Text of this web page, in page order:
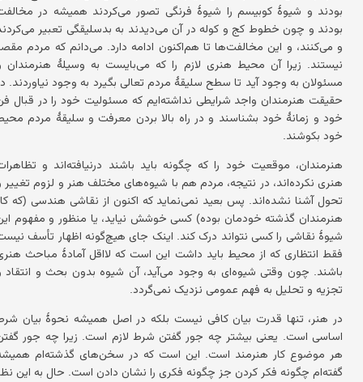
بودند و شیوهٔ کوبیسم را شیوهٔ فرنگی تصور می‌کردند همیشه در
بودند و چون خطوط کج و کوله در آن می‌دیدند به بدسلیقگی تعبیر
و می‌کنند، و این مخالفت‌ها تا هم‌اکنون ادامه دارد. می‌دانم که مردم
نیستند. زیرا آن محیط هنری لازم را که می‌بایست به وسیلهٔ هنرمندان
مسئولان به وجود آید تا سطح سلیقهٔ مردم تعالی بگیرد به وجود نیاوردند.
حقیقت هنرمندان واجد شرایطی نداشته‌ایم که مسئولیت خود را در قبال
خود و زمانهٔ خود بشناسند و در راه بالا بردن معرفت و سلیقهٔ مردم
خود بکوشند.
هنرمندان، موقعیت خود را که چگونه باید باشند درنیافته‌اند و
هنری نکرده‌اند، در نتیجه، مردم هم با شیوه‌های مختلف هنر و لزوم تغییر
تحول آشنا نشده‌اند. پس بعید نمی‌نماید که اکنون از نقاشی هندسی (که
هنرمندان گذشته خودمان بوده) کسی خوشش نیاید، یا منظور و مفهوم
شیوهٔ نقاشی را کسی نتواند درک کند. اینک جای هیچ‌گونه اظهار تأسف
فقط انتظاری که از محیط باید داشت این است که لااقل آمادهٔ مباحث
باشند. چون وقتی شیوه‌ای به وجود می‌آید، آن شیوه بدون بحث و انتقاد
تجزیه و تحلیل به فهم عمومی نزدیک نمی‌گردد.
در هنر، تنها قدرت بیان کافی نیست بلکه در اصل همیشه نحوهٔ بیان
اساسی است. یعنی بیشتر چه جور گفتن شرط لازم است. زیرا چه جور
هر موضوع کار هنرمند است. این است که در سخن‌های گذشته‌ام
گفته‌ام چگونه فکر کردن جز چگونه فکری را نشان دادن است. حال به این